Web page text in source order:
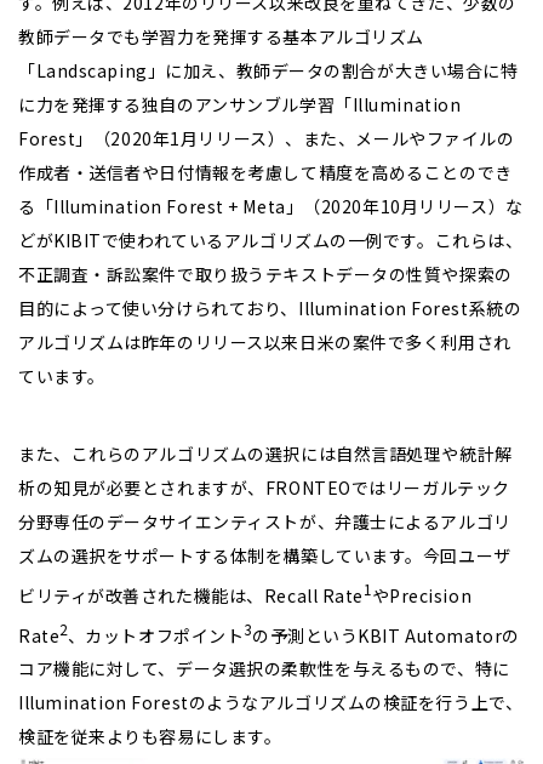
教師データでも学習力を発揮する基本アルゴリズム
「Landscaping」に加え、教師データの割合が大きい場合に特
に力を発揮する独自のアンサンブル学習「Illumination
Forest」（2020年1月リリース）、また、メールやファイルの
作成者・送信者や日付情報を考慮して精度を高めることのでき
る「Illumination Forest + Meta」（2020年10月リリース）な
どがKIBITで使われているアルゴリズムの一例です。これらは、
不正調査・訴訟案件で取り扱うテキストデータの性質や探索の
目的によって使い分けられており、Illumination Forest系統の
アルゴリズムは昨年のリリース以来日米の案件で多く利用され
ています。
また、これらのアルゴリズムの選択には自然言語処理や統計解
析の知見が必要とされますが、FRONTEOではリーガルテック
分野専任のデータサイエンティストが、弁護士によるアルゴリ
ズムの選択をサポートする体制を構築しています。今回ユーザ
ビリティが改善された機能は、Recall Rate1 やPrecision
Rate2、カットオフポイント3の予測というKBIT Automatorの
コア機能に対して、データ選択の柔軟性を与えるもので、特に
Illumination Forestのようなアルゴリズムの検証を行う上で、
検証を従来よりも容易にします。